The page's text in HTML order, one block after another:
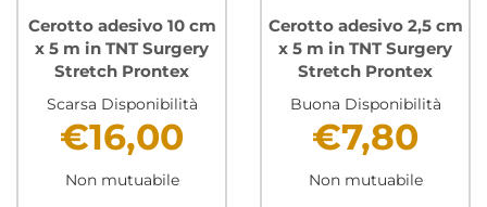
PRONTEX AL
CARRELLO
PAD
AL
Cerotto adesivo 10 cm
x 5 m in TNT Surgery
Stretch Prontex
Scarsa Disponibilità
€16,00
Non mutuabile
Cerotto adesivo 2,5 cm
x 5 m in TNT Surgery
Stretch Prontex
Buona Disponibilità
€7,80
Non mutuabile